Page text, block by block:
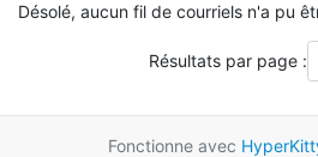
Désolé, aucun fil de courriels n'a pu
Résultats par page :
Fonctionne avec